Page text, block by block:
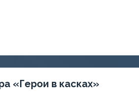
«Герои в касках»